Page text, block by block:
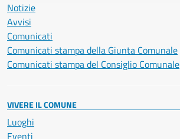
Notizie
Avvisi
Comunicati
Comunicati stampa della Giunta Comunale
Comunicati stampa del Consiglio Comunale
VIVERE IL COMUNE
Luoghi